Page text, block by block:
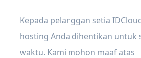
Kepada pelanggan setia
hosting Anda dihentikan untuk
waktu. Kami mohon maaf atas